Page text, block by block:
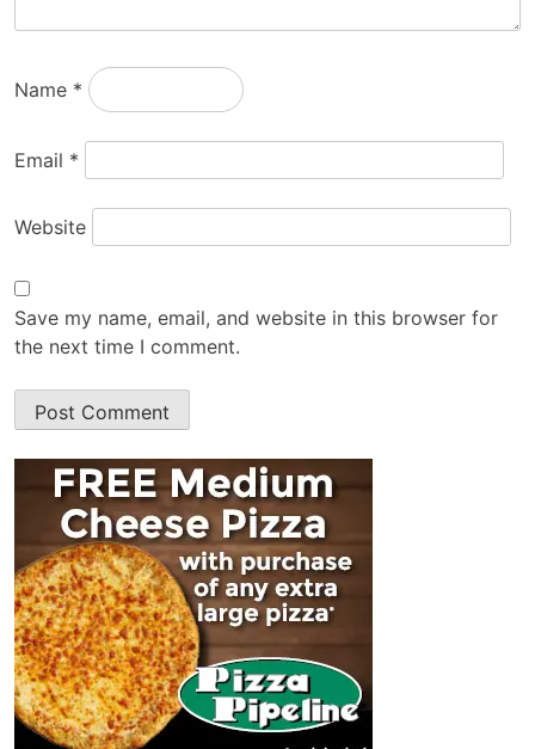
Name *
Email *
Website
Save my name, email, and website in this browser for
the next time I comment.